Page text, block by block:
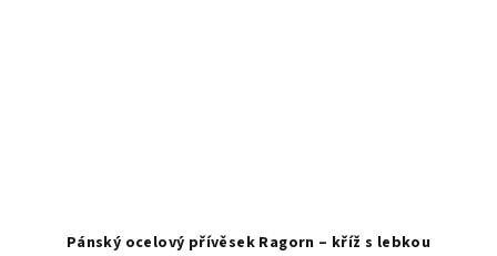
Pánský ocelový přívěsek Ragorn – kříž s lebkou